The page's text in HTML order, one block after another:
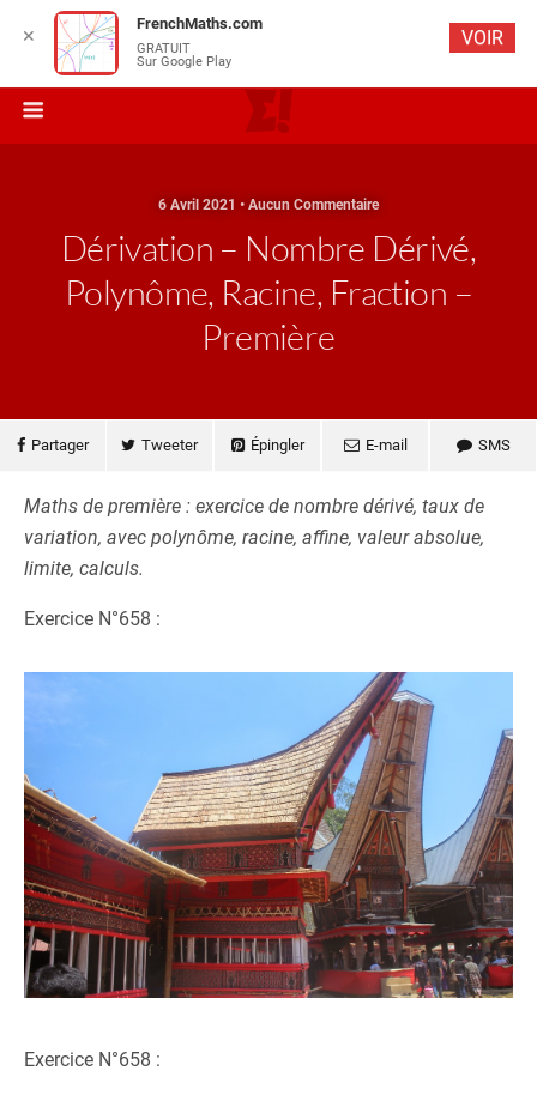
6 Avril 2021 • Aucun Commentaire
Dérivation – Nombre Dérivé,
Polynôme, Racine, Fraction –
Première
Partager Tweeter Épingler E-mail SMS
Maths de première : exercice de nombre dérivé, taux de
variation, avec polynôme, racine, affine, valeur absolue,
limite, calculs.
Exercice N°658 :
Exercice N°658 :
✕
FrenchMaths.com
GRATUIT
Sur Google Play
VOIR